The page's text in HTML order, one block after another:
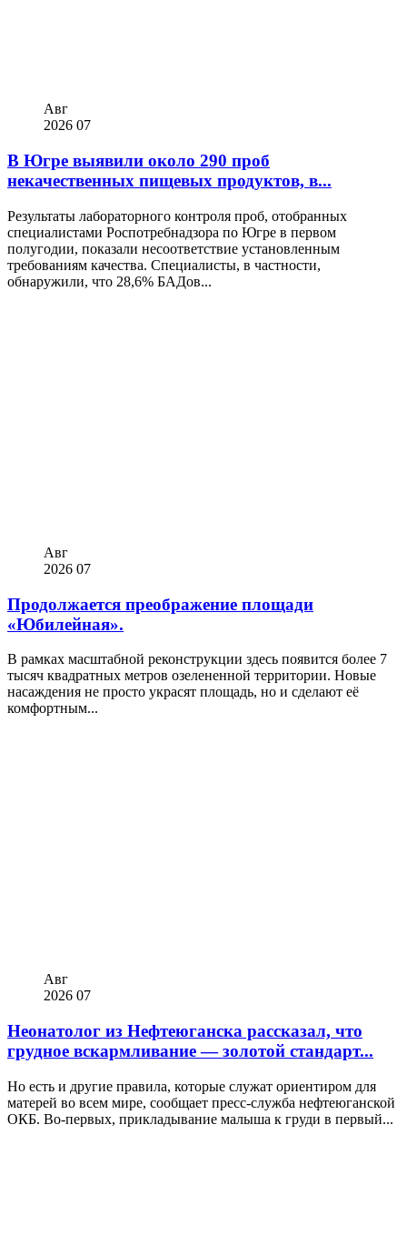
Авг
2026 07
В Югре выявили около 290 проб
некачественных пищевых продуктов, в...
Результаты лабораторного контроля проб, отобранных
специалистами Роспотребнадзора по Югре в первом
полугодии, показали несоответствие установленным
требованиям качества. Специалисты, в частности,
обнаружили, что 28,6% БАДов...
Авг
2026 07
Продолжается преображение площади
«Юбилейная».
В рамках масштабной реконструкции здесь появится более 7
тысяч квадратных метров озелененной территории. Новые
насаждения не просто украсят площадь, но и сделают её
комфортным...
Авг
2026 07
Неонатолог из Нефтеюганска рассказал, что
грудное вскармливание — золотой стандарт...
Но есть и другие правила, которые служат ориентиром для
матерей во всем мире, сообщает пресс-служба нефтеюганской
ОКБ. Во-первых, прикладывание малыша к груди в первый...